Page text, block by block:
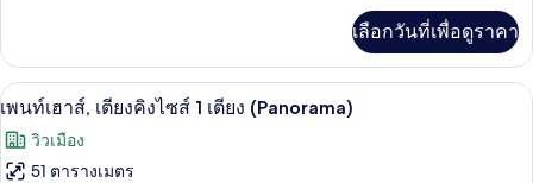
เตียง,
วิว
สวน
สาธารณะ
เกี่ยว
กับ
ห้อง
เตียง
เดี่ยว
เลือกวันที่เพื่อดูราคา
เปิด
ภาพถ่าย
ทั้งหมด
เพนท์เฮาส์, เตียงคิงไซส์ 1 เตียง
9
เพนท์เฮาส์, เตียงคิงไซส์ 1 เตียง (Panorama)
วิวเมือง
51 ตารางเมตร